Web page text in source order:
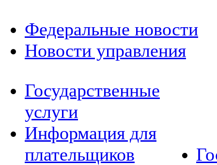
Федеральные новости
Новости управления
Государственные
услуги
Информация для
плательщиков